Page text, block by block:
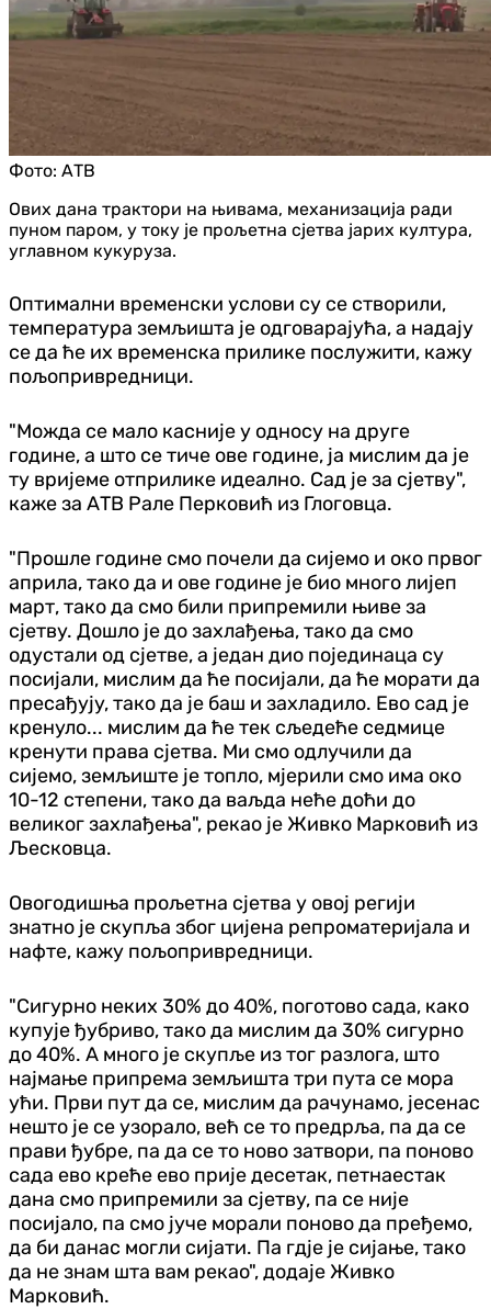
Фото: АТВ
Ових дана трактори на њивама, механизација ради
пуном паром, у току је прољетна сјетва јарих култура,
углавном кукуруза.
Оптимални временски услови су се створили,
температура земљишта је одговарајућа, а надају
се да ће их временска прилике послужити, кажу
пољопривредници.
"Можда се мало касније у односу на друге
године, а што се тиче ове године, ја мислим да је
ту вријеме отприлике идеално. Сад је за сјетву",
каже за АТВ Рале Перковић из Глоговца.
"Прошле године смо почели да сијемо и око првог
априла, тако да и ове године је био много лијеп
март, тако да смо били припремили њиве за
сјетву. Дошло је до захлађења, тако да смо
одустали од сјетве, а један дио појединаца су
посијали, мислим да ће посијали, да ће морати да
пресађују, тако да је баш и захладило. Ево сад је
кренуло... мислим да ће тек сљедеће седмице
кренути права сјетва. Ми смо одлучили да
сијемо, земљиште је топло, мјерили смо има око
10-12 степени, тако да ваљда неће доћи до
великог захлађења", рекао је Живко Марковић из
Љесковца.
Овогодишња прољетна сјетва у овој регији
знатно је скупља због цијена репроматеријала и
нафте, кажу пољопривредници.
"Сигурно неких 30% до 40%, поготово сада, како
купује ђубриво, тако да мислим да 30% сигурно
до 40%. А много је скупље из тог разлога, што
најмање припрема земљишта три пута се мора
ући. Први пут да се, мислим да рачунамо, јесенас
нешто је се узорало, већ се то предрља, па да се
прави ђубре, па да се то ново затвори, па поново
сада ево креће ево прије десетак, петнаестак
дана смо припремили за сјетву, па се није
посијало, па смо јуче морали поново да пређемо,
да би данас могли сијати. Па гдје је сијање, тако
да не знам шта вам рекао", додаје Живко
Марковић.